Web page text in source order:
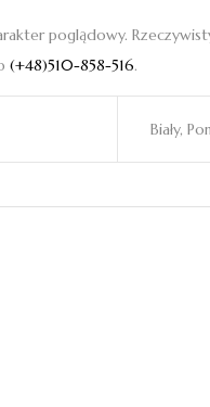
poglądowy.
(+48)510-858-516.
Biały,